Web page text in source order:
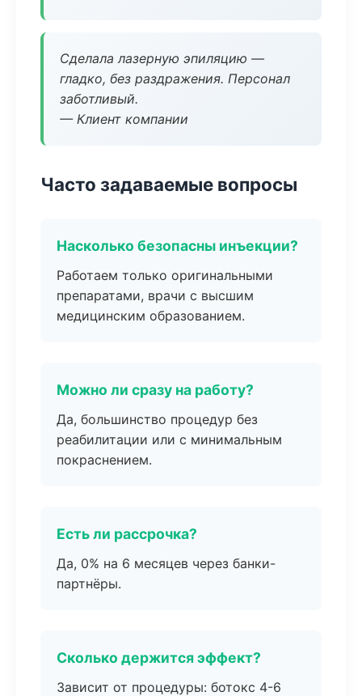
Сделала лазерную эпиляцию —
гладко, без раздражения. Персонал
заботливый.
— Клиент компании
Часто задаваемые вопросы
Насколько безопасны инъекции?
Работаем только оригинальными
препаратами, врачи с высшим
медицинским образованием.
Можно ли сразу на работу?
Да, большинство процедур без
реабилитации или с минимальным
покраснением.
Есть ли рассрочка?
Да, 0% на 6 месяцев через банки-
партнёры.
Сколько держится эффект?
Зависит от процедуры: ботокс 4-6